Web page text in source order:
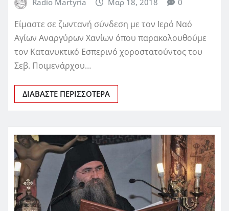
Είμαστε σε ζωντανή σύνδεση με τον Ιερό Ναό
Αγίων Αναργύρων Χανίων όπου παρακολουθούμε
τον Κατανυκτικό Εσπερινό χοροστατούντος του
Σεβ. Ποιμενάρχου…
ΔΙΑΒΆΣΤΕ ΠΕΡΙΣΣΌΤΕΡΑ